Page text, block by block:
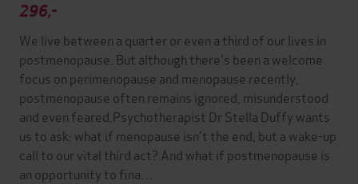
296,-
We live between a quarter or even a third of our lives in
postmenopause. But although there's been a welcome
focus on perimenopause and menopause recently,
postmenopause often remains ignored, misunderstood
and even feared.Psychotherapist Dr Stella Duffy wants
us to ask: what if menopause isn't the end, but a wake-up
call to our vital third act? And what if postmenopause is
an opportunity to fina…